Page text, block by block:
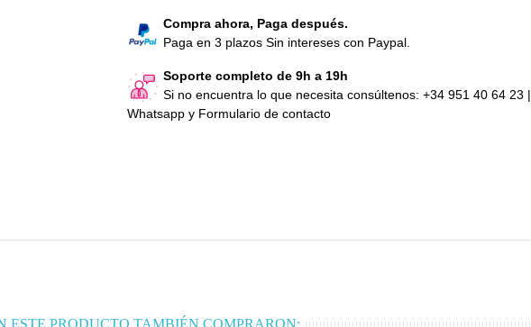
Compra ahora, Paga después.
Paga en 3 plazos Sin intereses con Paypal.
Soporte completo de 9h a 19h
Si no encuentra lo que necesita consúltenos: +34 951 40 64 23 |
Whatsapp y Formulario de contacto
ESTE PRODUCTO TAMBIÉN COMPRARON: